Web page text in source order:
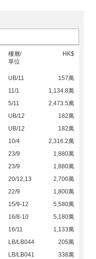
樓層/
單位
HK$
UB/11
157萬
11/1
1,134.8萬
5/11
2,473.5萬
UB/12
182萬
UB/12
182萬
10/4
2,316.2萬
23/9
1,880萬
23/9
1,880萬
20/12,13
2,700萬
22/9
1,800萬
15/9-12
5,580萬
16/8-10
5,180萬
16/11
1,133萬
LB/LB044
205萬
LB/LB041
338萬